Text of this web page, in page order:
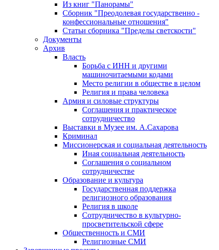
Из книг "Панорамы"
Сборник "Преодолевая государственно -
конфессиональные отношения"
Статьи сборника "Пределы светскости"
Документы
Архив
Власть
Борьба с ИНН и другими
машиночитаемыми кодами
Место религии в обществе в целом
Религия и права человека
Армия и силовые структуры
Соглашения и практическое
сотрудничество
Выставки в Музее им. А.Сахарова
Криминал
Миссионерская и социальная деятельность
Иная социальная деятельность
Соглашения о социальном
сотрудничестве
Образование и культура
Государственная поддержка
религиозного образования
Религия в школе
Сотрудничество в культурно-
просветительской сфере
Общественность и СМИ
Религиозные СМИ